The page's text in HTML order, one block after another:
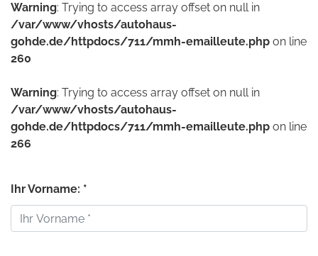
Warning: Trying to access array offset on null in
/var/www/vhosts/autohaus-
gohde.de/httpdocs/711/mmh-emailleute.php on line
260
Warning: Trying to access array offset on null in
/var/www/vhosts/autohaus-
gohde.de/httpdocs/711/mmh-emailleute.php on line
266
Ihr Vorname: *